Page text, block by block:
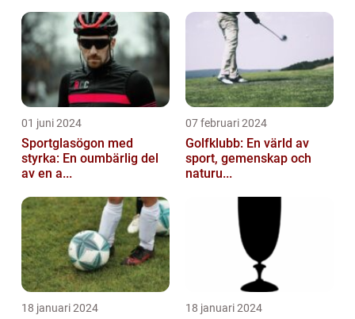
01 juni 2024
Sportglasögon med
styrka: En oumbärlig del
av en a...
07 februari 2024
Golfklubb: En värld av
sport, gemenskap och
naturu...
18 januari 2024 18 januari 2024